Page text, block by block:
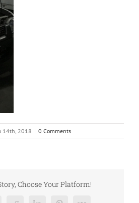
14th, 2018 | 0 Comments
Choose Your Platform!